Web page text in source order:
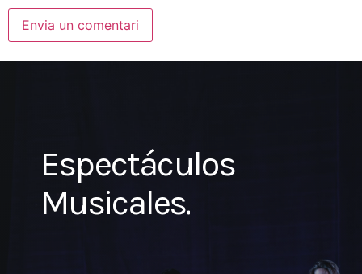
Espectáculos
Musicales.